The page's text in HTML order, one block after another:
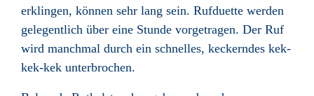
erklingen, können sehr lang sein. Rufduette werden
gelegentlich über eine Stunde vorgetragen. Der Ruf
wird manchmal durch ein schnelles, keckerndes kek-
kek-kek unterbrochen.